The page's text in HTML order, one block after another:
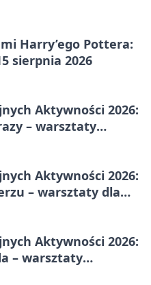
Harry’ego Pottera:
sierpnia 2026
Aktywności 2026:
– warsztaty
Aktywności 2026:
– warsztaty dla
Aktywności 2026:
– warsztaty